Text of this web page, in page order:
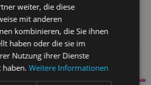
weiter, die diese
mit anderen
kombinieren, die Sie ihnen
haben oder die sie im
Nutzung ihrer Dienste
haben.Weitere Informationen